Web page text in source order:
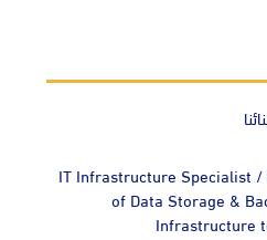
IT Infrastructure Specialist
of Data Storage &
Infrastructure